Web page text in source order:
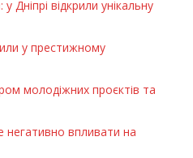
Дніпрі відкрили унікальну
у престижному
молодіжних проєктів та
негативно впливати на